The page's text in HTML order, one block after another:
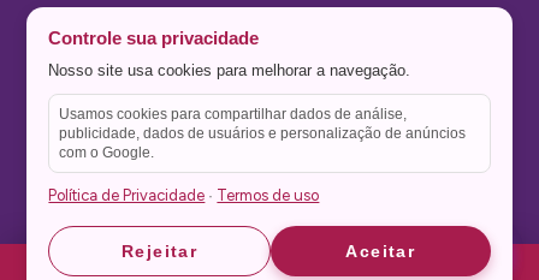
Nos siga no Instagram
Nos siga noTwitter
Salve no
Controle sua privacidade
Nosso site usa cookies para melhorar a navegação.
Usamos cookies para compartilhar dados de análise,
publicidade, dados de usuários e personalização de anúncios
com o Google.
Política de Privacidade · Termos de uso
Rejeitar Aceitar